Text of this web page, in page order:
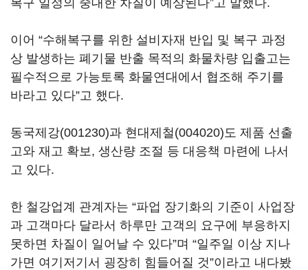
복구 일정의 중대한 차질이 예상된다”고 말했다.
이어 “수해복구를 위한 설비자재 반입 및 복구 과정
상 발생하는 폐기물 반출 목적의 화물차량 입출고는
필수적으로 가능토록 화물연대에서 협조해 주기를
바라고 있다”고 했다.
동국제강(001230)과 현대제철(004020)도 제품 선출
고와 재고 확보, 생산량 조절 등 대응책 마련에 나서
고 있다.
한 철강업계 관계자는 “파업 장기화의 기준이 사업장
과 고객마다 달라서 하루만 고객의 요구에 부응하지
못하면 차질이 일어날 수 있다”며 “일주일 이상 지나
가면 여기저기서 굉장히 힘들어질 것”이라고 내다봤